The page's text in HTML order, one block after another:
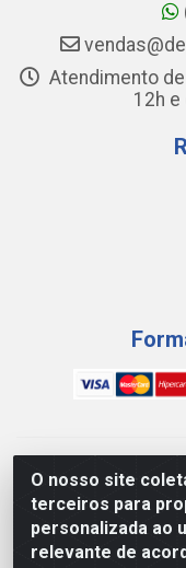
O nosso site
terceiros para
personalizada ao
relevante de
Atendimento
12h e
WING
DE
PATRÍCIA